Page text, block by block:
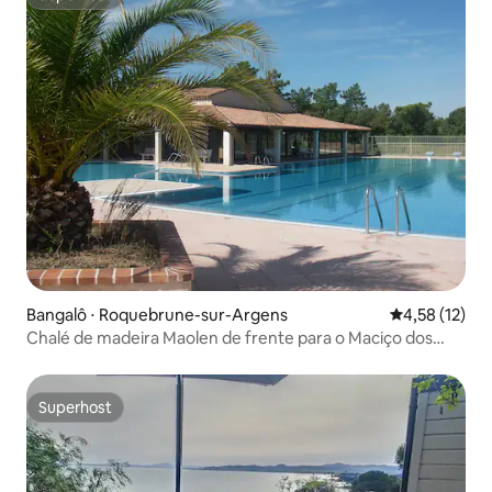
Bangalô ⋅ Roquebrune-sur-Argens 4,58 de uma
4,58 (12)
Chalé de madeira Maolen de frente para o Maciço dos
Superhost
Superhost